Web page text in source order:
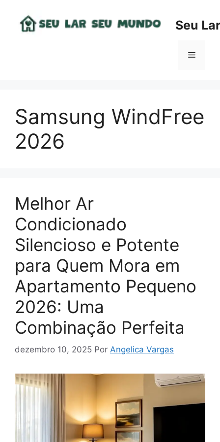
Seu
Menu
Samsung WindFree
2026
Melhor Ar
Condicionado
Silencioso e Potente
para Quem Mora em
Apartamento Pequeno
2026: Uma
Combinação Perfeita
dezembro 10, 2025 Por Angelica Vargas